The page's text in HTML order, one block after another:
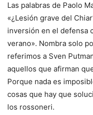
Las palabras de Paolo
«¿Lesión grave del
inversión en el defensa
verano». Nombra solo
referimos a Sven
aquellos que afirman
Porque nada es
cosas que hay que
los rossoneri.